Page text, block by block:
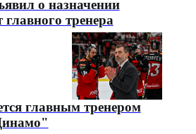
о назначении
главного тренера
главным тренером